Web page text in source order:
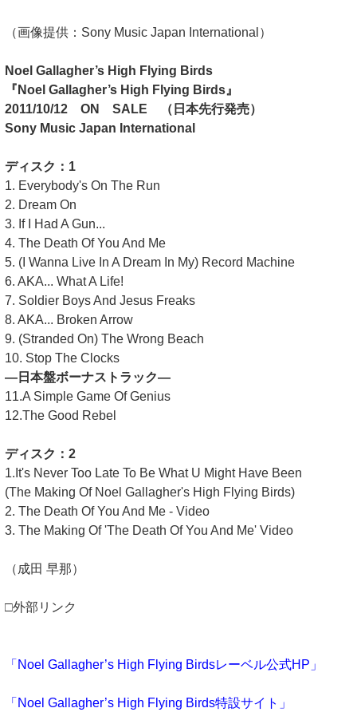
（画像提供：Sony Music Japan International）
Noel Gallagher’s High Flying Birds
『Noel Gallagher’s High Flying Birds』
2011/10/12 ON SALE （日本先行発売）
Sony Music Japan International
ディスク：1
1. Everybody's On The Run
2. Dream On
3. If I Had A Gun...
4. The Death Of You And Me
5. (I Wanna Live In A Dream In My) Record Machine
6. AKA... What A Life!
7. Soldier Boys And Jesus Freaks
8. AKA... Broken Arrow
9. (Stranded On) The Wrong Beach
10. Stop The Clocks
―日本盤ボーナストラック―
11.A Simple Game Of Genius
12.The Good Rebel
ディスク：2
1.It's Never Too Late To Be What U Might Have Been
(The Making Of Noel Gallagher's High Flying Birds)
2. The Death Of You And Me - Video
3. The Making Of 'The Death Of You And Me' Video
（成田 早那）
□外部リンク
「Noel Gallagher’s High Flying Birdsレーベル公式HP」
「Noel Gallagher’s High Flying Birds特設サイト」